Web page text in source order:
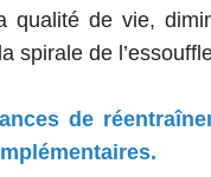
qualité de vie,
spirale de
de